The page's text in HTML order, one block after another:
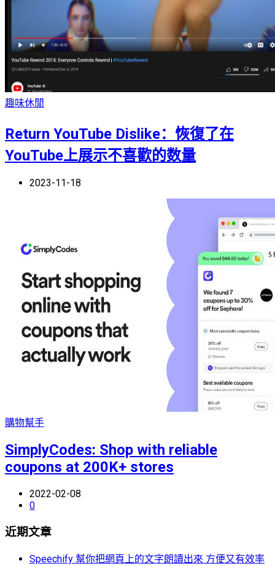
趣味休閒
Return YouTube Dislike：恢復了在
YouTube上展示不喜歡的数量
2023-11-18
購物幫手
SimplyCodes: Shop with reliable
coupons at 200K+ stores
2022-02-08
0
近期文章
Speechify 幫你把網頁上的文字朗讀出來 方便又有效率